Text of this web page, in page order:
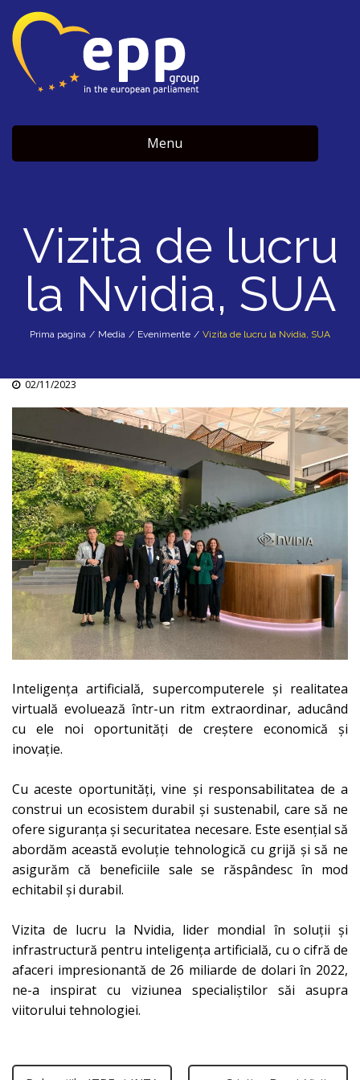
Menu
Vizita de lucru
la Nvidia, SUA
Prima pagina / Media / Evenimente / Vizita de lucru la Nvidia, SUA
02/11/2023
Inteligența artificială, supercomputerele și realitatea
virtuală evoluează într-un ritm extraordinar, aducând
cu ele noi oportunități de creștere economică și
inovație.
Cu aceste oportunități, vine și responsabilitatea de a
construi un ecosistem durabil și sustenabil, care să ne
ofere siguranța și securitatea necesare. Este esențial să
abordăm această evoluție tehnologică cu grijă și să ne
asigurăm că beneficiile sale se răspândesc în mod
echitabil și durabil.
Vizita de lucru la Nvidia, lider mondial în soluții și
infrastructură pentru inteligența artificială, cu o cifră de
afaceri impresionantă de 26 miliarde de dolari în 2022,
ne-a inspirat cu viziunea specialiștilor săi asupra
viitorului tehnologiei.